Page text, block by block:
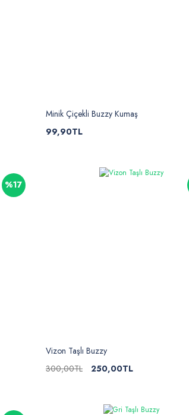
Minik Çiçekli Buzzy Kumaş
99,90TL
%17
Vizon Taşlı Buzzy
300,00TL
250,00TL